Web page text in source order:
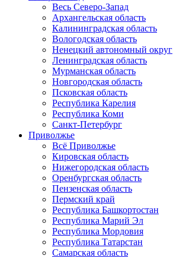
Весь Северо-Запад
Архангельская область
Калининградская область
Вологодская область
Ненецкий автономный округ
Ленинградская область
Мурманская область
Новгородская область
Псковская область
Республика Карелия
Республика Коми
Санкт-Петербург
Приволжье
Всё Приволжье
Кировская область
Нижегородская область
Оренбургская область
Пензенская область
Пермский край
Республика Башкортостан
Республика Марий Эл
Республика Мордовия
Республика Татарстан
Самарская область